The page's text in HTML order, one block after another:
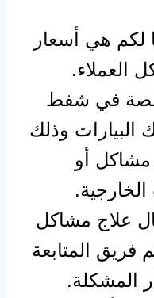
لكم هي أسعار
العملاء.
في شفط
البيارات وذلك
أو
علاج مشاكل
فريق المتابعة
المشكلة.